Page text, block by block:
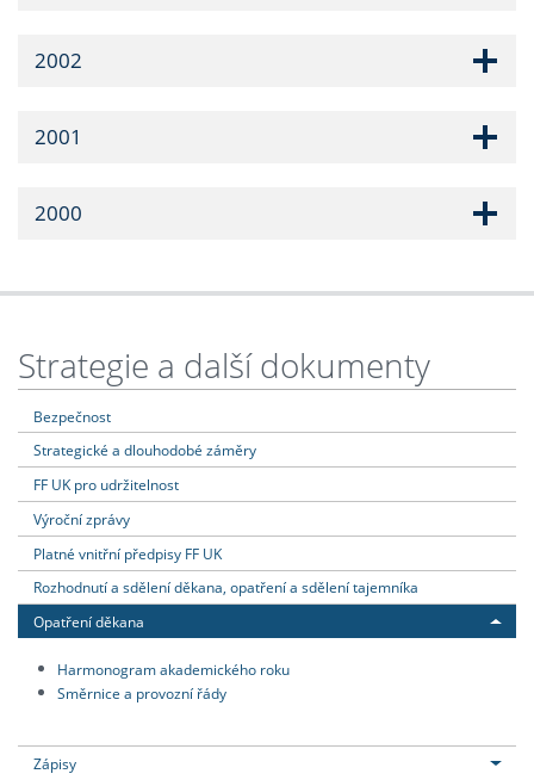
2002
2001
2000
Strategie a další dokumenty
Bezpečnost
Strategické a dlouhodobé záměry
FF UK pro udržitelnost
Výroční zprávy
Platné vnitřní předpisy FF UK
Rozhodnutí a sdělení děkana, opatření a sdělení tajemníka
Opatření děkana
Harmonogram akademického roku
Směrnice a provozní řády
Zápisy